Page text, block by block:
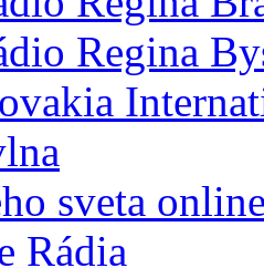
Regina
sveta
Rádia